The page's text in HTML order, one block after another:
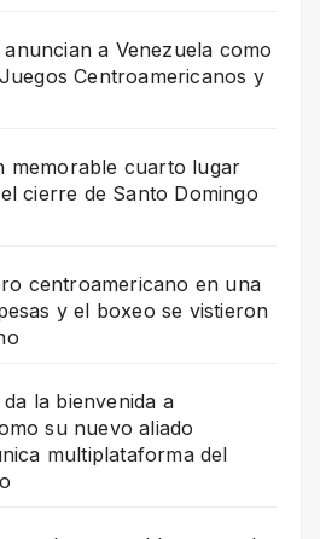
a Venezuela como
Centroamericanos y
memorable cuarto lugar
cierre de Santo Domingo
centroamericano en una
y el boxeo se vistieron
la bienvenida a
su nuevo aliado
multiplataforma del